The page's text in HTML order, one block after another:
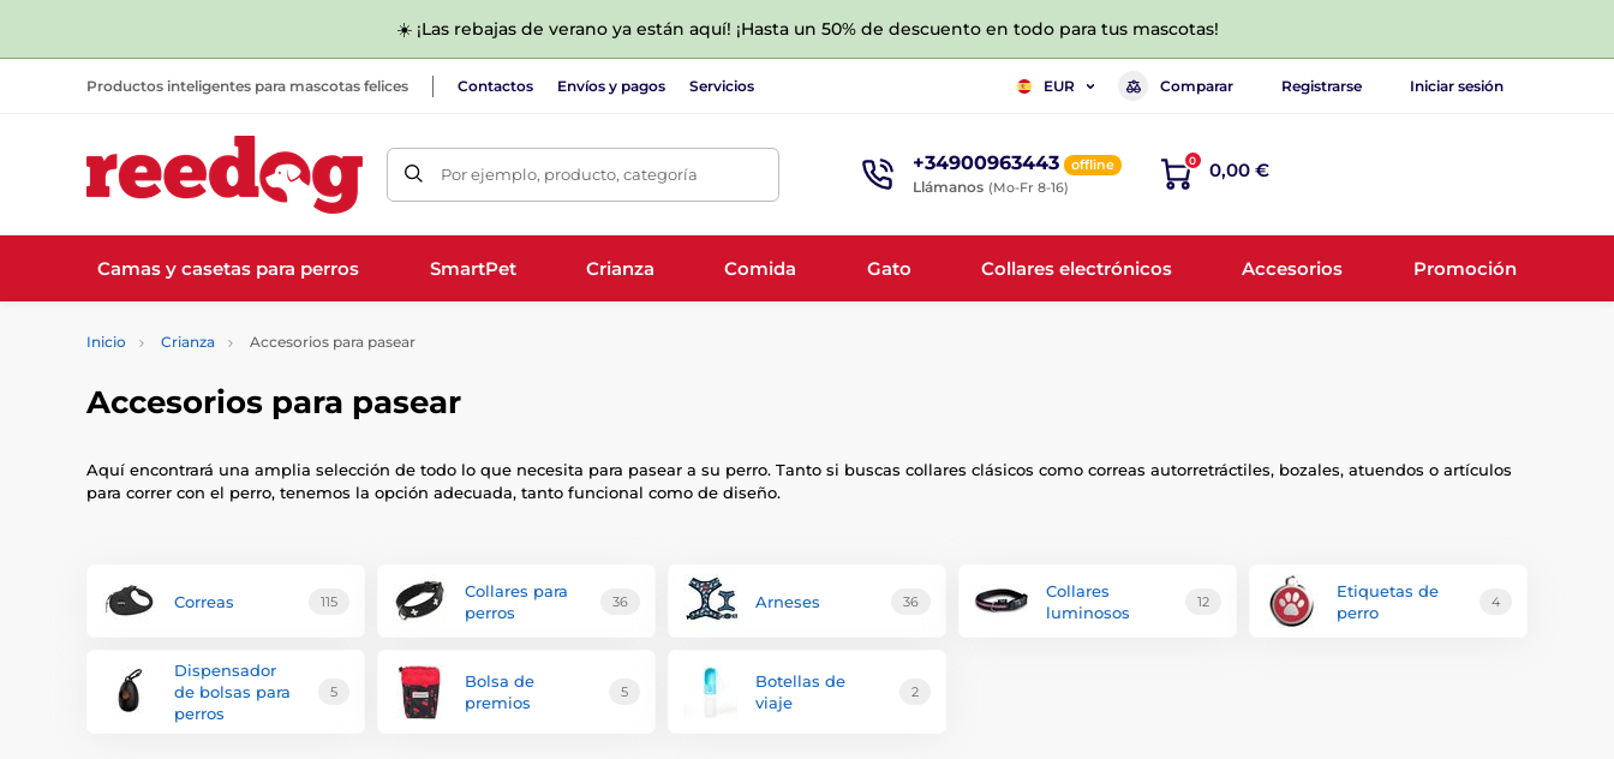
☀️ ¡Las rebajas de verano ya están aquí! ¡Hasta un 50% de descuento en todo para tus mascotas!
Productos inteligentes para mascotas felices Contactos Envíos y pagos Servicios EUR Comparar Registrarse Iniciar sesión
Por ejemplo, producto, categoría +34900963443 offline
Llámanos (Mo-Fr 8-16)
0 0,00 €
Camas y casetas para perros SmartPet Crianza Comida Gato Collares electrónicos Accesorios Promoción
Inicio Crianza Accesorios para pasear
Accesorios para pasear
Aquí encontrará una amplia selección de todo lo que necesita para pasear a su perro. Tanto si buscas collares clásicos como correas autorretráctiles, bozales, atuendos o artículos
para correr con el perro, tenemos la opción adecuada, tanto funcional como de diseño.
Correas 115
Collares para
perros
36 Arneses 36
Collares
luminosos
12
Etiquetas de
perro
4
Dispensador
de bolsas para
perros
5
Bolsa de
premios
5
Botellas de
viaje
2